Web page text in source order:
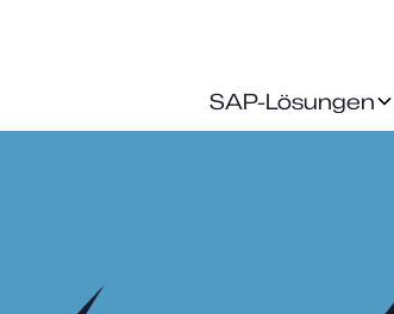
SAP-Lösungen